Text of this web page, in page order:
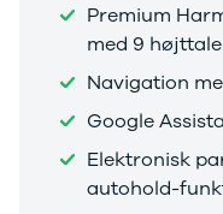
Niro
Rio
Premium
med 9
Navigation
Google
Elektronisk
autohold-